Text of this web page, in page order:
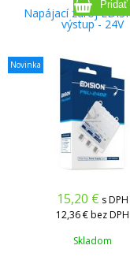
Napájací zdroj
výstup - 24V
Novinka
15,20 € s DPH
12,36 € bez DPH
Skladom